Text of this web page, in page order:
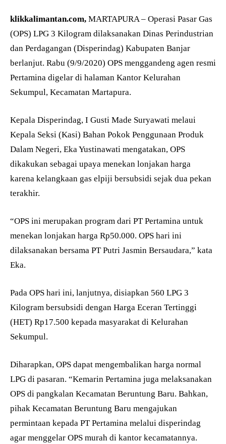
klikkalimantan.com, MARTAPURA – Operasi Pasar Gas
(OPS) LPG 3 Kilogram dilaksanakan Dinas Perindustrian
dan Perdagangan (Disperindag) Kabupaten Banjar
berlanjut. Rabu (9/9/2020) OPS menggandeng agen resmi
Pertamina digelar di halaman Kantor Kelurahan
Sekumpul, Kecamatan Martapura.
Kepala Disperindag, I Gusti Made Suryawati melaui
Kepala Seksi (Kasi) Bahan Pokok Penggunaan Produk
Dalam Negeri, Eka Yustinawati mengatakan, OPS
dikakukan sebagai upaya menekan lonjakan harga
karena kelangkaan gas elpiji bersubsidi sejak dua pekan
terakhir.
“OPS ini merupakan program dari PT Pertamina untuk
menekan lonjakan harga Rp50.000. OPS hari ini
dilaksanakan bersama PT Putri Jasmin Bersaudara,” kata
Eka.
Pada OPS hari ini, lanjutnya, disiapkan 560 LPG 3
Kilogram bersubsidi dengan Harga Eceran Tertinggi
(HET) Rp17.500 kepada masyarakat di Kelurahan
Sekumpul.
Diharapkan, OPS dapat mengembalikan harga normal
LPG di pasaran. “Kemarin Pertamina juga melaksanakan
OPS di pangkalan Kecamatan Beruntung Baru. Bahkan,
pihak Kecamatan Beruntung Baru mengajukan
permintaan kepada PT Pertamina melalui disperindag
agar menggelar OPS murah di kantor kecamatannya.